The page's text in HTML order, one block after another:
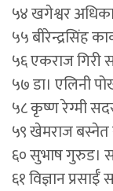
५४ खगेश्वर
५५ बीरेन्द्रसिंह
५६ एकराज गिरी
५७ डा। एलिनी
५८ कृष्ण रेग्मी
५९ खेमराज
६० सुभाष गुरुड।
६१ विज्ञान